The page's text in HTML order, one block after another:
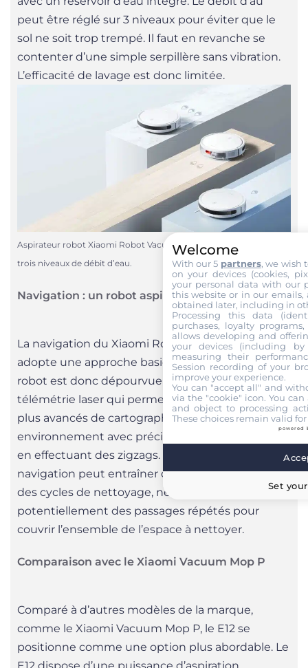
peut être réglé sur 3 niveaux pour éviter que le
sol ne soit trop trempé. Il faut en revanche se
contenter d’une simple serpillère sans vibration.
L’efficacité de lavage est donc limitée.
Aspirateur robot Xiaomi Robot Vacuum E12 : une serpillière avec
trois niveaux de débit d’eau.
Navigation : un robot aspirateur aveugle
La navigation du Xiaomi Robot Vacuum E12
adopte une approche basique et aléatoire. Ce
robot est donc dépourvue de la technologie de
télémétrie laser qui permet à d’autres modèles
plus avancés de cartographier leur
environnement avec précision. Le E12 se déplace
en effectuant des zigzags. Cette méthode de
navigation peut entraîner des oublis de zones lors
des cycles de nettoyage, nécessitant
potentiellement des passages répétés pour
couvrir l’ensemble de l’espace à nettoyer.
Comparaison avec le Xiaomi Vacuum Mop P
Comparé à d’autres modèles de la marque,
comme le Xiaomi Vacuum Mop P, le E12 se
positionne comme une option plus abordable. Le
Welcome
With our 5 partners, we wish
on your devices (cookies,
your personal data with our
this website or in our emails,
obtained later, including in
Processing this data
purchases, loyalty
allows developing and
your devices (including
measuring their
Session recording of your
improve your experience.
You can "accept all" and
via the "cookie" icon. You
and object to processing
These choices remain valid
powered
Set